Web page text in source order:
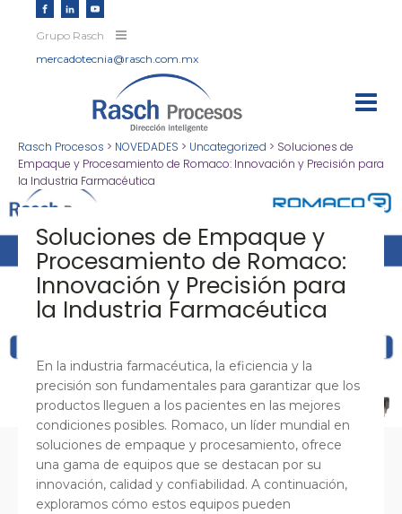
Grupo Rasch
mercadotecnia@rasch.com.mx
Rasch Procesos > NOVEDADES > Uncategorized > Soluciones de
Empaque y Procesamiento de Romaco: Innovación y Precisión para
la Industria Farmacéutica
Soluciones de Empaque y
Procesamiento de Romaco:
Innovación y Precisión para
la Industria Farmacéutica
En la industria farmacéutica, la eficiencia y la
precisión son fundamentales para garantizar que los
productos lleguen a los pacientes en las mejores
condiciones posibles. Romaco, un líder mundial en
soluciones de empaque y procesamiento, ofrece
una gama de equipos que se destacan por su
innovación, calidad y confiabilidad. A continuación,
exploramos cómo estos equipos pueden